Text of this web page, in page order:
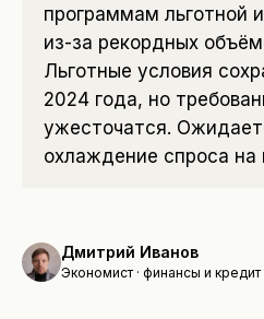
программам льготной
из-за рекордных
Льготные условия
2024 года, но
ужесточатся.
охлаждение спроса на
Дмитрий Иванов
Экономист · финансы и кредит